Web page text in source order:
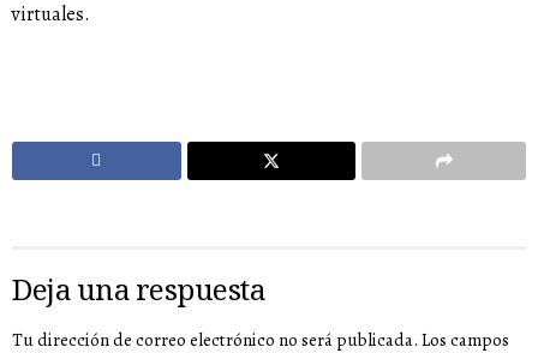
virtuales.
Deja una respuesta
Tu dirección de correo electrónico no será publicada. Los campos